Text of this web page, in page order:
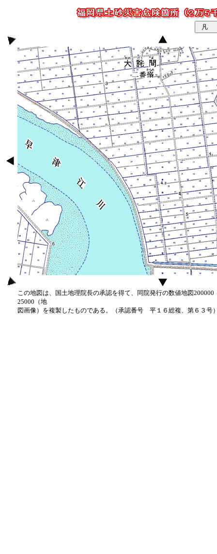
この地図は、国土地理院長の承認を得て、同院発行の数値地図
25000（地
図画像）を複製したものである。（承認番号 平１６総複、第６３号